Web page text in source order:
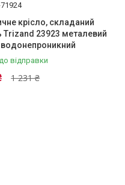
крісло, складаний
Trizand 23923 металевий
водонепроникний
відправки
1 231 ₴